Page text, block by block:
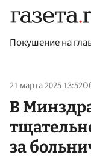
Покушение на
21 марта 2025 13:52
В
за